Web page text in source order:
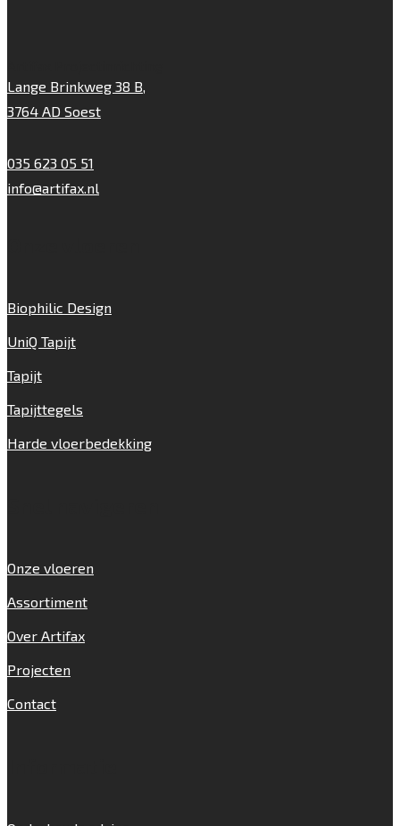
Lange Brinkweg 38 B,
3764 AD Soest
035 623 05 51
info@artifax.nl
Biophilic Design
UniQ Tapijt
Tapijt
Tapijttegels
Harde vloerbedekking
Onze vloeren
Assortiment
Over Artifax
Projecten
Contact